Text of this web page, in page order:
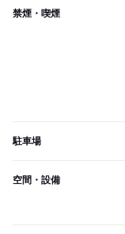
禁煙・喫煙
駐車場
空間・設備